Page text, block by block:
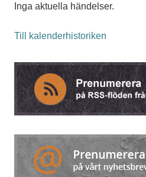
Inga aktuella händelser.
Till kalenderhistoriken